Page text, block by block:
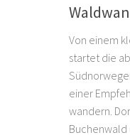
Von einem
startet die
einer
wandern.
Buchenwald